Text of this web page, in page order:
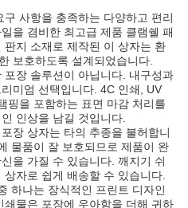
사항을 충족하는 다양하고 편리
을 겸비한 최고급 제품 클램쉘 패
지 소재로 제작된 이 상자는 환
보호하도록 설계되었습니다.
장 솔루션이 아닙니다. 내구성과
미엄 선택입니다. 4C 인쇄, UV
핑을 포함하는 표면 마감 처리를
인상을 남길 것입니다.
장 상자는 타의 추종을 불허합니
물품이 잘 보호되므로 제품이 완
을 가질 수 있습니다. 깨지기 쉬
자로 쉽게 배송할 수 있습니다.
하나는 장식적인 프린트 디자인
물은 포장에 우아함을 더해 귀하